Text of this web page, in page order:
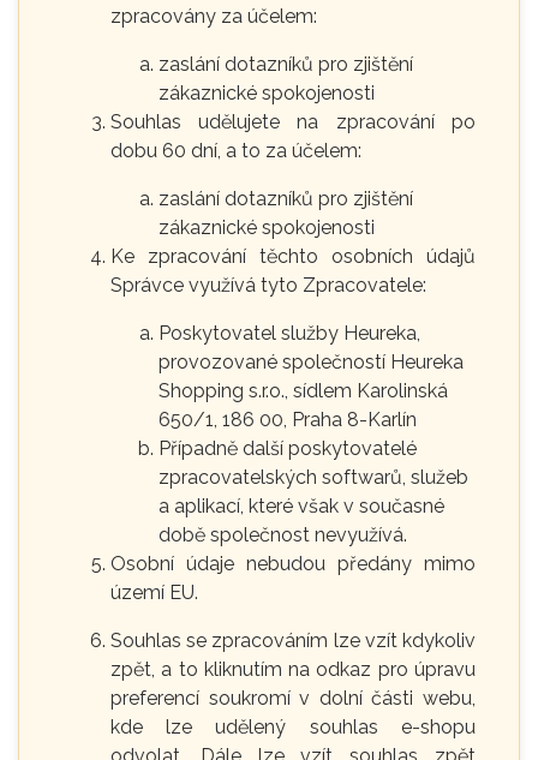
zpracovány za účelem:
zaslání dotazníků pro zjištění
zákaznické spokojenosti
Souhlas udělujete na zpracování po
dobu 60 dní, a to za účelem:
zaslání dotazníků pro zjištění
zákaznické spokojenosti
Ke zpracování těchto osobních údajů
Správce využívá tyto Zpracovatele:
Poskytovatel služby Heureka,
provozované společností Heureka
Shopping s.r.o., sídlem Karolinská
650/1, 186 00, Praha 8-Karlín
Případně další poskytovatelé
zpracovatelských softwarů, služeb
a aplikací, které však v současné
době společnost nevyužívá.
Osobní údaje nebudou předány mimo
území EU.
Souhlas se zpracováním lze vzít kdykoliv
zpět, a to kliknutím na odkaz pro úpravu
preferencí soukromí v dolní části webu,
kde lze udělený souhlas e-shopu